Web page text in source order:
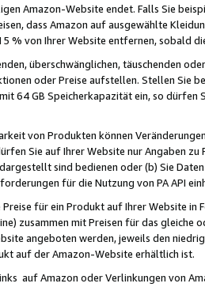
Amazon-Website endet. Falls Sie
dass Amazon auf ausgewählte
% von Ihrer Website entfernen, sobald
überschwänglichen, täuschenden
oder Preise aufstellen. Stellen Sie
64 GB Speicherkapazität ein, so dürfen
von Produkten können
Sie auf Ihrer Website nur Angaben
sind bedienen oder (b) Sie
für die Nutzung von PA API
Preise für ein Produkt auf Ihrer Website
zusammen mit Preisen für das
angeboten werden, jeweils den
auf der Amazon-Website erhältlich ist.
auf Amazon oder Verlinkungen von